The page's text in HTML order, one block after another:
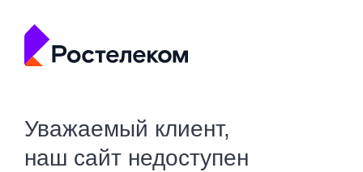
Уважаемый клиент,
наш сайт недоступен